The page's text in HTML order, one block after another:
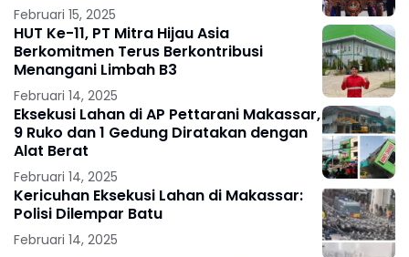
Februari 15, 2025
HUT Ke-11, PT Mitra Hijau Asia
Berkomitmen Terus Berkontribusi
Menangani Limbah B3
Februari 14, 2025
Eksekusi Lahan di AP Pettarani Makassar,
9 Ruko dan 1 Gedung Diratakan dengan
Alat Berat
Februari 14, 2025
Kericuhan Eksekusi Lahan di Makassar:
Polisi Dilempar Batu
Februari 14, 2025